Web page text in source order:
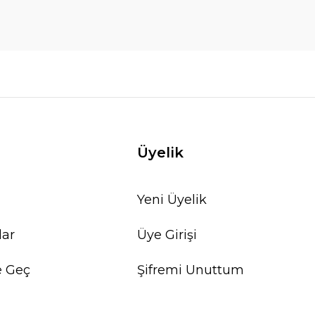
Geç
Üyelik
Yeni Üyelik
Üye Girişi
Şifremi Unuttum